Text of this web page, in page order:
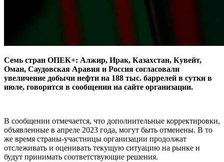
Семь стран ОПЕК+: Алжир, Ирак, Казахстан, Кувейт,
Оман, Саудовская Аравия и Россия согласовали
увеличение добычи нефти на 188 тыс. баррелей в сутки в
июле, говорится в сообщении на сайте организации.
В сообщении отмечается, что дополнительные корректировки,
объявленные в апреле 2023 года, могут быть отменены. В то
же время страны-участницы организации продолжат
отслеживать и оценивать текущую ситуацию на рынке и
будут принимать соответствующие решения.